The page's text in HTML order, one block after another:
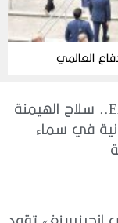
EA-37B.. سلاح الهيمنة
في سماء
تقود